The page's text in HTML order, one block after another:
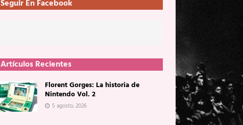
Seguir En Facebook
Artículos Recientes
Florent Gorges: La historia de
Nintendo Vol. 2
5 agosto, 2026